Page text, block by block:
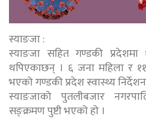
स्याङजा :
स्याङजा सहित गण्डकी
थपिएकाछन् । ६ जना महिला र
भएको गण्डकी प्रदेश स्वास्थ्य
स्याङजाको पुतलीबजार
सङ्क्रमण पुष्टी भएको हो ।